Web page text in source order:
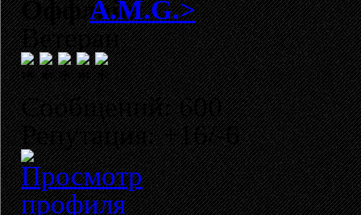
A.M.G.>
Ветеран
Сообщений: 600
Репутация: +16/-6